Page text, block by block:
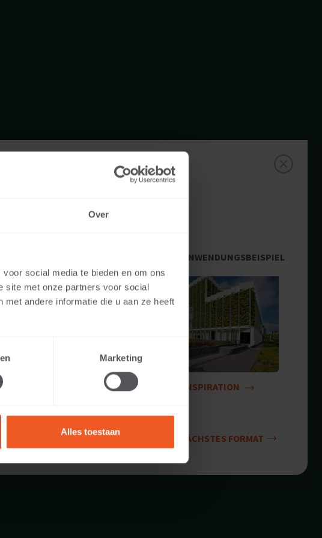
Over
social media te bieden en om ons
site met onze partners voor social
andere informatie die u aan ze heeft
Marketing
Alles toestaan
ANWENDUNGSBEISPIEL
INSPIRATION
NÄCHSTES FORMAT